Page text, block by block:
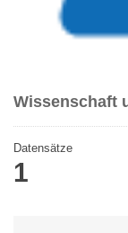
Wissenschaft
Datensätze
1